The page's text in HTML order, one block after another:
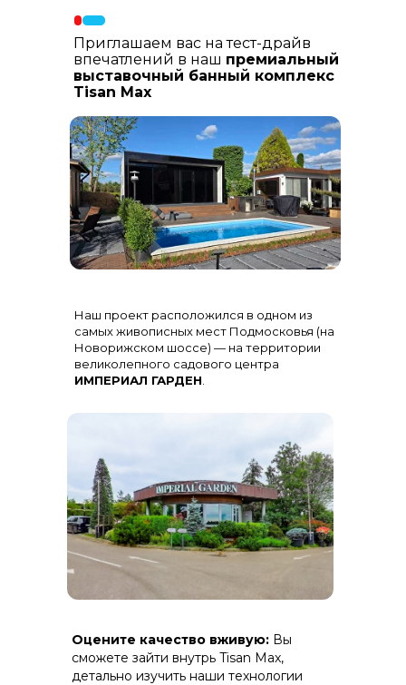
Приглашаем вас на тест-драйв
впечатлений в наш премиальный
выставочный банный комплекс
Tisan Max
Оцените качество вживую: Вы
сможете зайти внутрь Tisan Max,
детально изучить наши технологии
Наш проект расположился в одном из
самых живописных мест Подмосковья (на
Новорижском шоссе) — на территории
великолепного садового центра
ИМПЕРИАЛ ГАРДЕН
(дерево-полимерный композит) на
скрытом крепеже.
алюминиевыми импостами
черного цвета для жесткости и
стиля
лиственницы, шлифованный
керамогранит